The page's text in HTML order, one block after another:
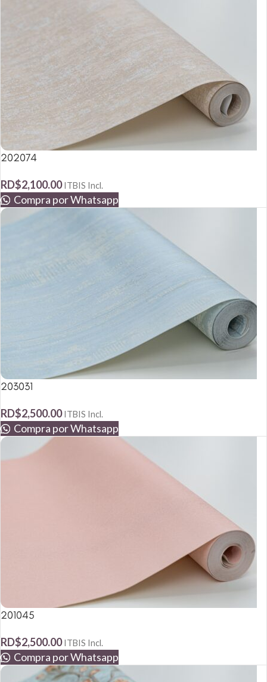
202074
RD$2,100.00 ITBIS Incl.
Compra por Whatsapp
203031
RD$2,500.00 ITBIS Incl.
Compra por Whatsapp
201045
RD$2,500.00 ITBIS Incl.
Compra por Whatsapp